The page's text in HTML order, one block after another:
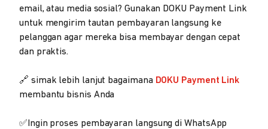
email, atau media sosial? Gunakan DOKU Payment Link
untuk mengirim tautan pembayaran langsung ke
pelanggan agar mereka bisa membayar dengan cepat
dan praktis.
🔗 simak lebih lanjut bagaimana DOKU Payment Link
membantu bisnis Anda
✅Ingin proses pembayaran langsung di WhatsApp